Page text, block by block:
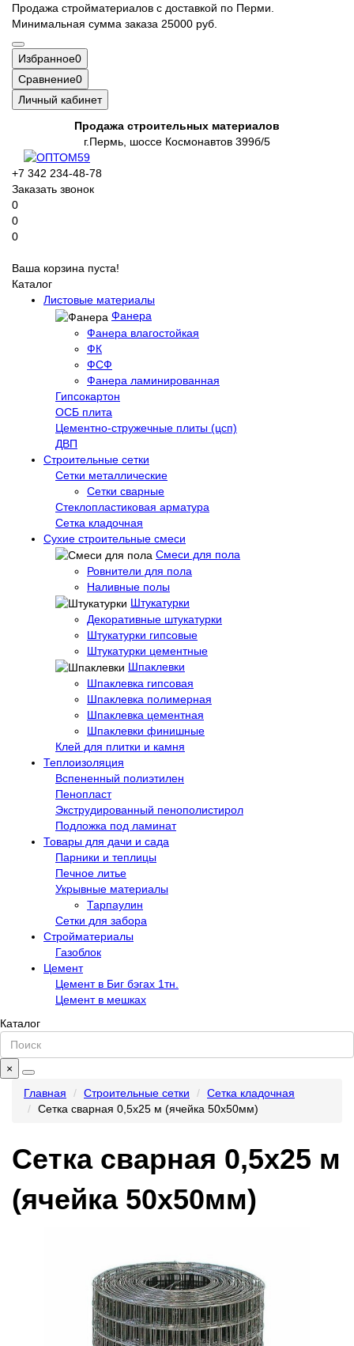
Продажа стройматериалов с доставкой по Перми.
Минимальная сумма заказа 25000 руб.
Избранное0
Сравнение0
Личный кабинет
Продажа строительных материалов
г.Пермь, шоссе Космонавтов 399б/5
+7 342 234-48-78
Заказать звонок
0
0
0
Ваша корзина пуста!
Каталог
Листовые материалы
Фанера
Фанера влагостойкая
ФК
ФСФ
Фанера ламинированная
Гипсокартон
ОСБ плита
Цементно-стружечные плиты (цсп)
ДВП
Строительные сетки
Сетки металлические
Сетки сварные
Стеклопластиковая арматура
Сетка кладочная
Сухие строительные смеси
Смеси для пола
Ровнители для пола
Наливные полы
Штукатурки
Декоративные штукатурки
Штукатурки гипсовые
Штукатурки цементные
Шпаклевки
Шпаклевка гипсовая
Шпаклевка полимерная
Шпаклевка цементная
Шпаклевки финишные
Клей для плитки и камня
Теплоизоляция
Вспененный полиэтилен
Пенопласт
Экструдированный пенополистирол
Подложка под ламинат
Товары для дачи и сада
Парники и теплицы
Печное литье
Укрывные материалы
Тарпаулин
Сетки для забора
Стройматериалы
Газоблок
Цемент
Цемент в Биг бэгах 1тн.
Цемент в мешках
Каталог
×
Главная
Строительные сетки
Сетка кладочная
Сетка сварная 0,5х25 м (ячейка 50х50мм)
Сетка сварная 0,5х25 м
(ячейка 50х50мм)